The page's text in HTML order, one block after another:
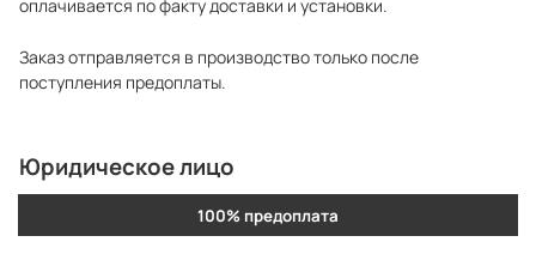
оплачивается по факту доставки и установки.
Заказ отправляется в производство только после
поступления предоплаты.
Юридическое лицо
100% предоплата